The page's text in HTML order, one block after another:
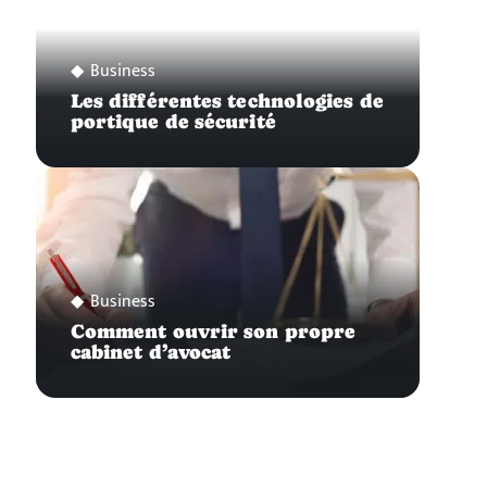
Business
Les différentes technologies de
portique de sécurité
Business
Comment ouvrir son propre
cabinet d’avocat